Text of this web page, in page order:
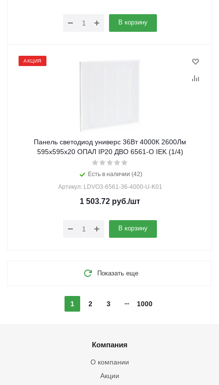
В корзину
АКЦИЯ
Панель светодиод универс 36Вт 4000К 2600Лм
595х595х20 ОПАЛ IP20 ДВО 6561-О IEK (1/4)
Есть в наличии (42)
Артикул: LDVO3-6561-36-4000-U-K01
1 503.72 руб./шт
В корзину
Показать еще
1 2 3 1000
Компания
О компании
Акции